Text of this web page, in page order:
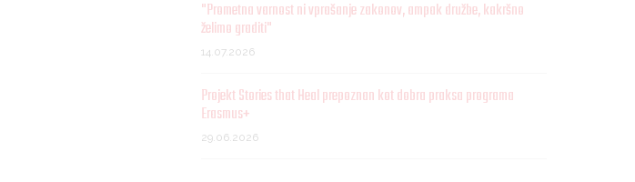
"Prometna varnost ni vprašanje zakonov, ampak družbe, kakršno
želimo graditi"
14.07.2026
Projekt Stories that Heal prepoznan kot dobra praksa programa
Erasmus+
29.06.2026